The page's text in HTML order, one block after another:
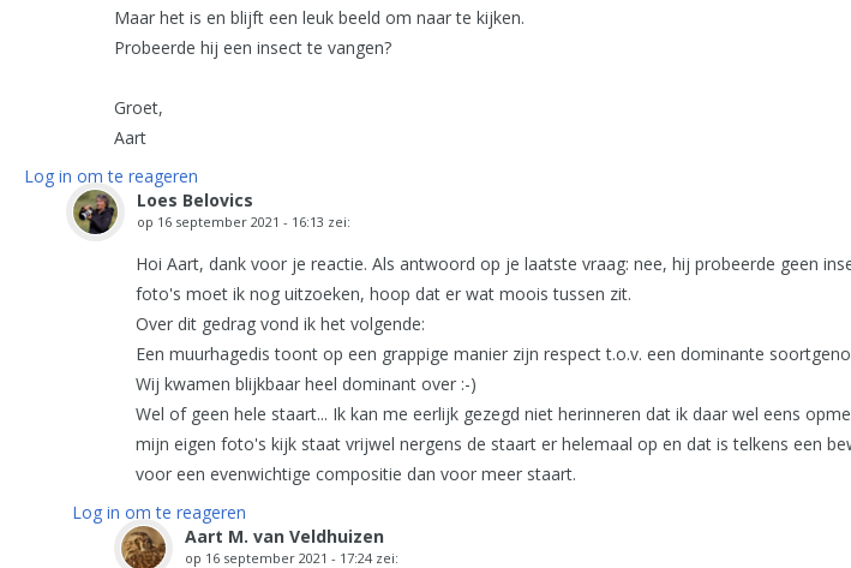
Maar het is en blijft een leuk beeld om naar te kijken.
Probeerde hij een insect te vangen?
Groet,
Aart
Log in om te reageren
Loes Belovics
op 16 september 2021 - 16:13 zei:
Hoi Aart, dank voor je reactie. Als antwoord op je laatste vraag: nee, hij probeerde geen
foto's moet ik nog uitzoeken, hoop dat er wat moois tussen zit.
Over dit gedrag vond ik het volgende:
Een muurhagedis toont op een grappige manier zijn respect t.o.v. een dominante
Wij kwamen blijkbaar heel dominant over :-)
Wel of geen hele staart... Ik kan me eerlijk gezegd niet herinneren dat ik daar wel eens
mijn eigen foto's kijk staat vrijwel nergens de staart er helemaal op en dat is telkens een
voor een evenwichtige compositie dan voor meer staart.
Log in om te reageren
Aart M. van Veldhuizen
op 16 september 2021 - 17:24 zei: